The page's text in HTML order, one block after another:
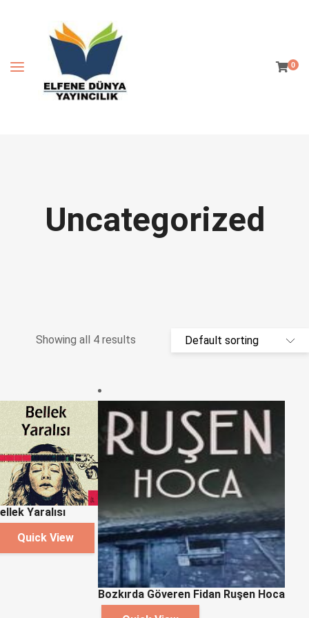
0
Uncategorized
Showing all 4 results
Yaralısı
Quick View
Bozkırda Göveren Fidan Ruşen Hoca